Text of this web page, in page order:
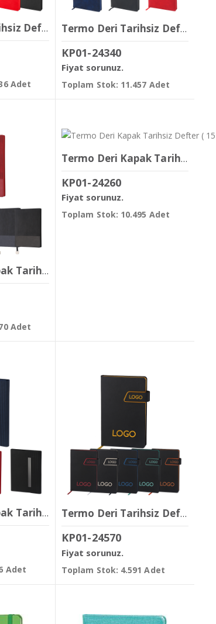
Termo Deri Tarihsiz Defter ( 13 x 21 cm )
Adet
Termo Deri Tarihsiz Defter ( 14,5 x 21 cm )
KP01-24340
Fiyat sorunuz.
Toplam Stok: 11.457 Adet
Termo Deri Kapak Tarihsiz Defter ( 14.5 x 21 cm )
Adet
Termo Deri Kapak Tarihsiz Defter ( 15 x 21 cm )
KP01-24260
Fiyat sorunuz.
Toplam Stok: 10.495 Adet
Termo Deri Kapak Tarihsiz Defter ( 14.5 x 21 cm )
Adet
Termo Deri Tarihsiz Defter ( 13 x 21 cm )
KP01-24570
Fiyat sorunuz.
Toplam Stok: 4.591 Adet